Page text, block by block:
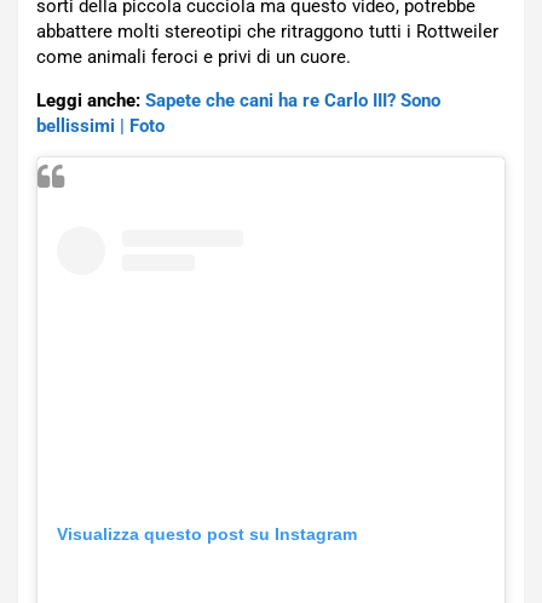
sorti della piccola cucciola ma questo video, potrebbe
abbattere molti stereotipi che ritraggono tutti i Rottweiler
come animali feroci e privi di un cuore.
Leggi anche: Sapete che cani ha re Carlo III? Sono
bellissimi | Foto
Visualizza questo post su Instagram